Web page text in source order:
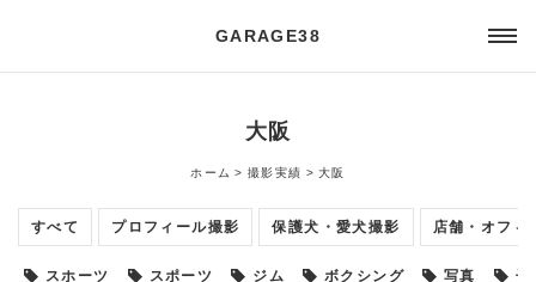
GARAGE38
大阪
ホーム 撮影実績 大阪
すべて プロフィール撮影 保護犬・愛犬撮影 店舗・オフィ
スホーツ スポーツ ジム ボクシング 写真 子